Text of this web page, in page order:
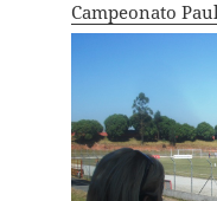
Campeonato